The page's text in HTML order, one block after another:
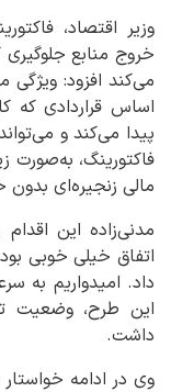
وزیر اقتصاد،
خروج منابع
می‌کند افزود: ویژگی
اساس قراردادی که
پیدا می‌کند و
فاکتورینگ، به‌صورت
مالی زنجیره‌ای
مدنی‌زاده این
اتفاق خیلی خوبی
داد. امیدواریم به
این طرح، وضعیت
داشت.
وی در ادامه